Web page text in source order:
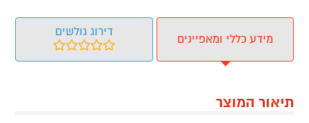
מידע כללי ומאפיינים
דירוג גולשים
תיאור המוצר